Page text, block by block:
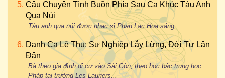
Câu Chuyện Tình Buồn Phía Sau Ca Khúc Tàu Anh
Qua Núi
Tàu anh qua núi được nhạc sĩ Phan Lạc Hoa sáng...
Danh Ca Lệ Thu: Sự Nghiệp Lẫy Lừng, Đời Tư Lận
Đận
Bà theo gia đình di cư vào Sài Gòn, theo học bậc trung học
Pháp tại trường Les Lauriers...